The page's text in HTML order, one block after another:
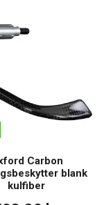
Carbon
blank
kulfiber